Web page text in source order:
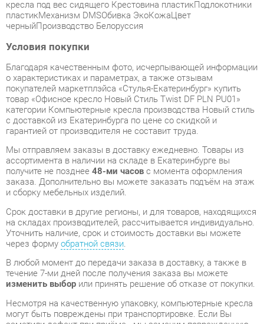
Благодаря качественным фото, исчерпывающей информации
о характеристиках и параметрах, а также отзывам
покупателей маркетплэйса «Стулья-Екатеринбург» купить
товар «Офисное кресло Новый Стиль Twist DF PLN PU01»
категории Компьютерные кресла производства Новый стиль
с доставкой из Екатеринбурга по цене со скидкой и
гарантией от производителя не составит труда.
Мы отправляем заказы в доставку ежедневно. Товары из
ассортимента в наличии на складе в Екатеринбурге вы
получите не позднее48-ми часовс момента оформления
заказа. Дополнительно вы можете заказать подъём на этаж
Срок доставки в другие регионы, и для товаров, находящихся
на складах производителей, рассчитывается индивидуально.
Уточнить наличие, срок и стоимость доставки вы можете
через формуобратной связи.
В любой момент до передачи заказа в доставку, а также в
течение 7-ми дней после получения заказа вы можете
изменить выборили принять решение об отказе от покупки.
Несмотря на качественную упаковку, компьютерные кресла
могут быть повреждены при транспортировке. Если Вы
заметили дефект при приёме - мы заменим поврежденную
деталь.Повторная доставка товара -бесплатна.
На всю мебель категории Компьютерные кресла
распространяетсягарантия 1 год, а на некоторые модели – 2
года с момента приобретения.